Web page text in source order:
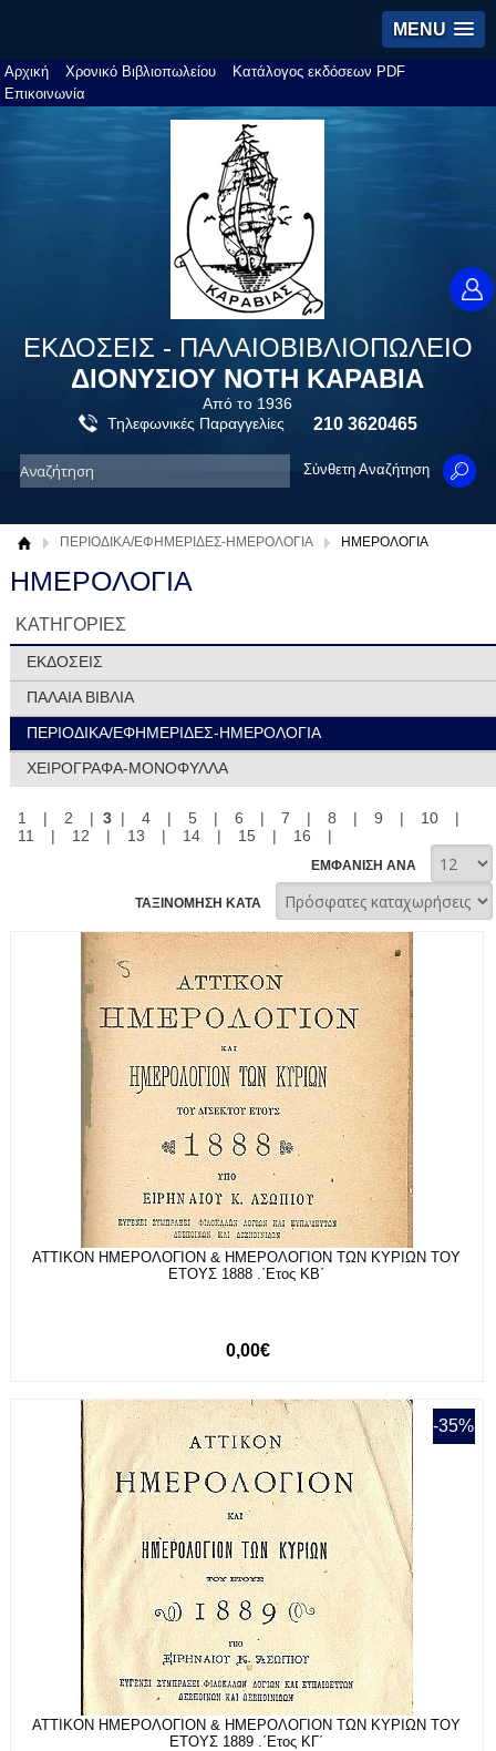
MENU
Αρχική Χρονικό Βιβλιοπωλείου
Κατάλογος εκδόσεων PDF
Επικοινωνία
ΕΚΔΟΣΕΙΣ - ΠΑΛΑΙΟΒΙΒΛΙΟΠΩΛΕΙΟ
ΔΙΟΝΥΣΙΟΥ ΝΟΤΗ ΚΑΡΑΒΙΑ
Από το 1936
Τηλεφωνικές Παραγγελίες
210 3620465
Σύνθετη Αναζήτηση
ΠΕΡΙΟΔΙΚΑ/ΕΦΗΜΕΡΙΔΕΣ-ΗΜΕΡΟΛΟΓΙΑ ΗΜΕΡΟΛΟΓΙΑ
ΗΜΕΡΟΛΟΓΙΑ
ΚΑΤΗΓΟΡΙΕΣ
ΕΚΔΟΣΕΙΣ
ΠΑΛΑΙΑ ΒΙΒΛΙΑ
ΠΕΡΙΟΔΙΚΑ/ΕΦΗΜΕΡΙΔΕΣ-ΗΜΕΡΟΛΟΓΙΑ
ΧΕΙΡΟΓΡΑΦΑ-ΜΟΝΟΦΥΛΛΑ
1 | 2 | 3| 4 | 5 | 6 | 7 | 8 | 9 | 10
|
11
| 12 | 13 | 14 | 15 | 16 |
ΕΜΦΑΝΙΣΗ ΑΝΑ
ΤΑΞΙΝΟΜΗΣΗ ΚΑΤΑ
ΑΤΤΙΚΟΝ ΗΜΕΡΟΛΟΓΙΟΝ & ΗΜΕΡΟΛΟΓΙΟΝ ΤΩΝ ΚΥΡΙΩΝ ΤΟΥ
ΕΤΟΥΣ 1888 .΄Ετος ΚΒ΄
0,00€
-35%
ΑΤΤΙΚΟΝ ΗΜΕΡΟΛΟΓΙΟΝ & ΗΜΕΡΟΛΟΓΙΟΝ ΤΩΝ ΚΥΡΙΩΝ ΤΟΥ
ΕΤΟΥΣ 1889 .΄Ετος ΚΓ΄